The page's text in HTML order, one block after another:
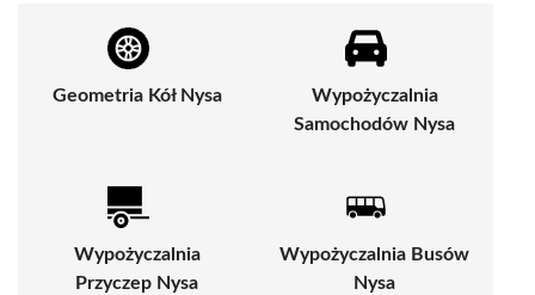
Geometria Kół Nysa
Wypożyczalnia
Samochodów Nysa
Wypożyczalnia
Przyczep Nysa
Wypożyczalnia Busów
Nysa